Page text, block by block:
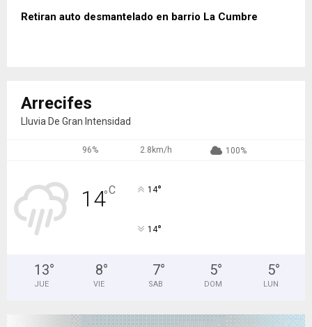
Retiran auto desmantelado en barrio La Cumbre
Arrecifes
Lluvia De Gran Intensidad
96% 2.8km/h 100%
14°C 14°
14°
13°
JUE
8°
VIE
7°
SAB
5°
DOM
5°
LUN